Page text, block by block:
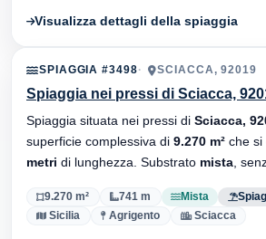
Visualizza dettagli della spiaggia
SPIAGGIA #3498 SCIACCA, 92019
Spiaggia nei pressi di Sciacca,
Spiaggia situata nei pressi di Sciacca,
superficie complessiva di 9.270 m² che si
metri di lunghezza. Substrato mista ,
9.270 m² 741 m Mista
Sicilia
Agrigento Sciacca